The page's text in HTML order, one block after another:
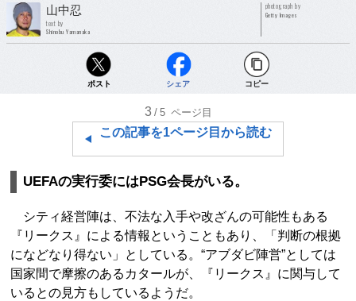
山中忍
text by
Shinobu Yamanaka
photograph by
Getty Images
ポスト シェア コピー
3 /5 ページ目
この記事を1ページ目から読む
UEFAの実行委にはPSG会長がいる。
シティ経営陣は、不法な入手や改ざんの可能性もある
『リークス』による情報ということもあり、「判断の根拠
になどなり得ない」としている。“アブダビ陣営”としては
国家間で摩擦のあるカタールが、『リークス』に関与して
いるとの見方もしているようだ。